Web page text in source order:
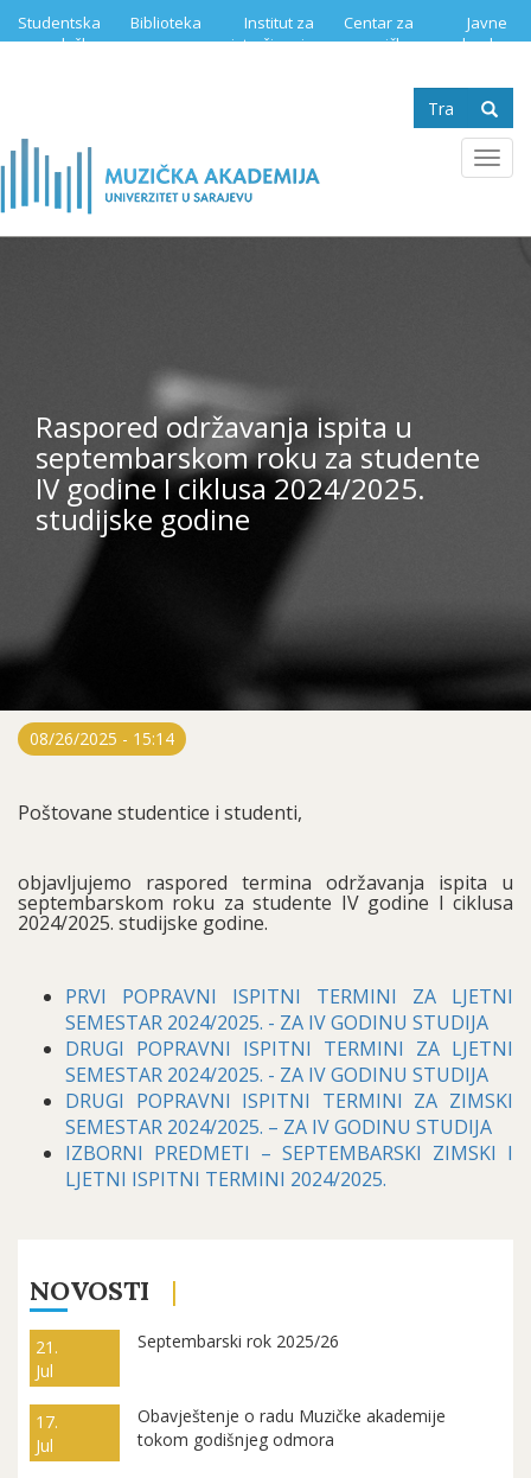
Studentska
služba
Biblioteka
Institut za
istraživanje
Centar za
muzičku
Javne
nabavke
Search
form
Raspored održavanja ispita u
septembarskom roku za studente
IV godine I ciklusa 2024/2025.
studijske godine
08/26/2025 - 15:14
Poštovane studentice i studenti,
objavljujemo raspored termina održavanja ispita u
septembarskom roku za studente IV godine I ciklusa
2024/2025. studijske godine.
PRVI POPRAVNI ISPITNI TERMINI ZA LJETNI
SEMESTAR 2024/2025. - ZA IV GODINU STUDIJA
DRUGI POPRAVNI ISPITNI TERMINI ZA LJETNI
SEMESTAR 2024/2025. - ZA IV GODINU STUDIJA
DRUGI POPRAVNI ISPITNI TERMINI ZA ZIMSKI
SEMESTAR 2024/2025. – ZA IV GODINU STUDIJA
IZBORNI PREDMETI – SEPTEMBARSKI ZIMSKI I
LJETNI ISPITNI TERMINI 2024/2025.
NOVOSTI
21.
Jul
Septembarski rok 2025/26
17.
Jul
Obavještenje o radu Muzičke akademije
tokom godišnjeg odmora